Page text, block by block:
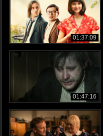
01:37:09
01:47:16